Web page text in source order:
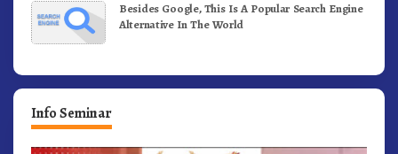
Besides Google, This Is A Popular Search Engine
Alternative In The World
Info Seminar